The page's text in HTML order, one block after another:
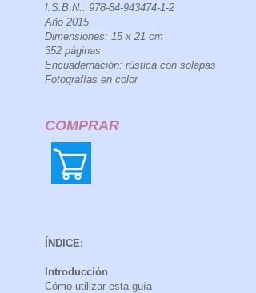
I.S.B.N.: 978-84-943474-1-2
Año 2015
Dimensiones: 15 x 21 cm
352 páginas
Encuadernación: rústica con solapas
Fotografías en color
COMPRAR
ÍNDICE:
Introducción
Cómo utilizar esta guía